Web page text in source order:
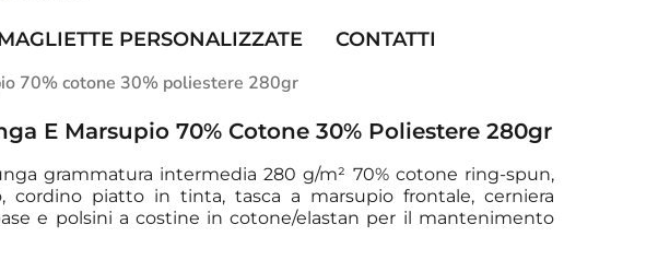
PERSONALIZZATE CONTATTI
70% cotone 30% poliestere 280gr
E Marsupio 70% Cotone 30% Poliestere 280gr
grammatura intermedia 280 g/m² 70% cotone ring-spun,
cordino piatto in tinta, tasca a marsupio frontale, cerniera
e polsini a costine in cotone/elastan per il mantenimento